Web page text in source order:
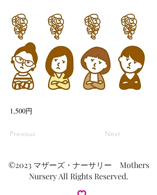
1,500円
Previous Next
©2023 マザーズ・ナーサリー Mothers
Nursery All Rights Reserved.